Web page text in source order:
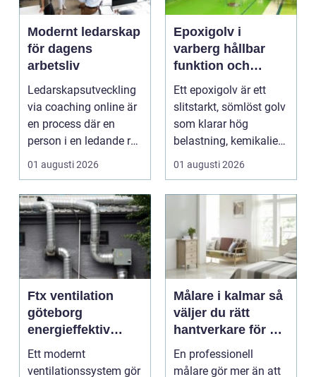
Modernt ledarskap
för dagens
arbetsliv
Ledarskapsutveckling
via coaching online är
en process där en
person i en ledande roll
f&a...
01 augusti 2026
Epoxigolv i
varberg hållbar
funktion och
snygg design i
samma lösning
Ett epoxigolv är ett
slitstarkt, sömlöst golv
som klarar hög
belastning, kemikalier
och väta utan at...
01 augusti 2026
Ftx ventilation
göteborg
energieffektiv
lösning för ett
bättre
Ett modernt
ventilationssystem gör
Målare i kalmar så
väljer du rätt
hantverkare för ett
hållbart resultat
En professionell
målare gör mer än att